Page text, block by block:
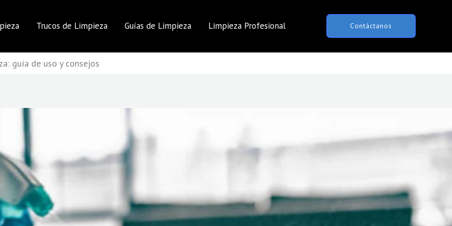
Trucos de Limpieza Guías de Limpieza Limpieza Profesional Contáctanos
guía de uso y consejos